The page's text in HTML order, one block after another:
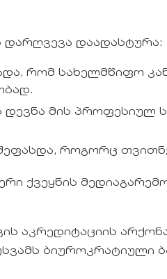
დარღვევა დაადასტურა:
რომ სახელმწიფო
მის პროფესიულ
როგორც
ქვეყნის
აკრედიტაციის
ბიუროკრატიული